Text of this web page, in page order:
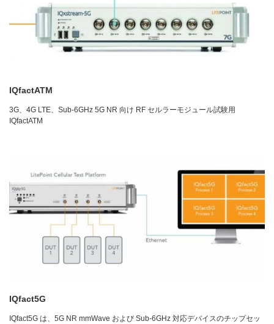
IQfactATM
3G、4G LTE、Sub-6GHz 5G NR 向け RF セルラーモジュール試験用
IQfactATM
IQfact5G
IQfact5G は、5G NR mmWave および Sub-6GHz 対応デバイスのチップセッ